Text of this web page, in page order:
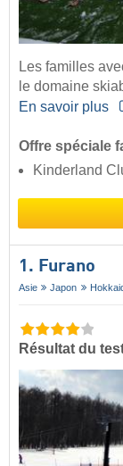
Les familles
le domaine
En savoir plus
Offre spéciale
Kinderland
1. Furano
Asie Japon
Résultat du